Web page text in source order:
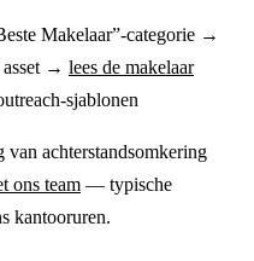
Makelaar”-categorie →
asset → lees de makelaar
sjablonen
achterstandsomkering
ons team — typische
kantooruren.